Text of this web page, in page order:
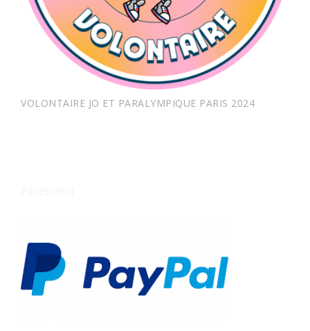
VOLONTAIRE JO ET PARALYMPIQUE PARIS 2024